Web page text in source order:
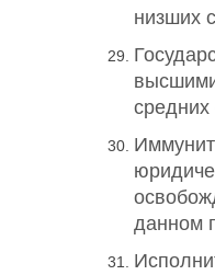
низших
данном